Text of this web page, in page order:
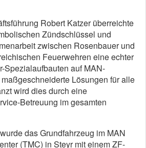
Robert Katzer überreichte
Zündschlüssel und
zwischen Rosenbauer und
Feuerwehren eine echter
Spezialaufbauten auf MAN-
Lösungen für alle
wird dies durch eine
Betreuung im gesamten
das Grundfahrzeug im MAN
(TMC) in Steyr mit einem ZF-